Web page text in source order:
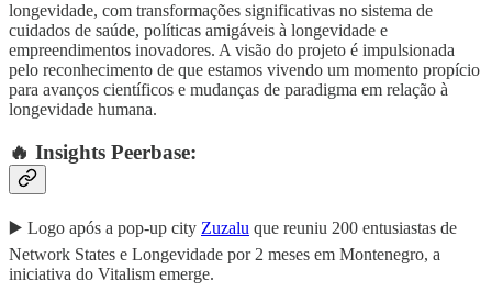
longevidade, com transformações significativas no sistema de
cuidados de saúde, políticas amigáveis à longevidade e
empreendimentos inovadores. A visão do projeto é impulsionada
pelo reconhecimento de que estamos vivendo um momento propício
para avanços científicos e mudanças de paradigma em relação à
longevidade humana.
🔥 Insights Peerbase:
▶️ Logo após a pop-up city Zuzalu que reuniu 200 entusiastas de
Network States e Longevidade por 2 meses em Montenegro, a
iniciativa do Vitalism emerge.